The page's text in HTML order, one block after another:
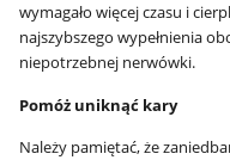
wymagało więcej czasu i
najszybszego wypełnienia
niepotrzebnej nerwówki.
Pomóż uniknąć kary
Należy pamiętać, że